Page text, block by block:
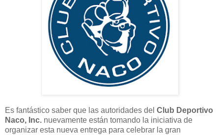
Es fantástico saber que las autoridades del Club Deportivo
Naco, Inc. nuevamente están tomando la iniciativa de
organizar esta nueva entrega para celebrar la gran